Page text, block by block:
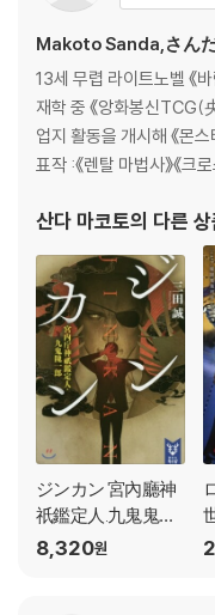
Makoto Sanda,さん
13세 무렵 라이트노벨 《
재학 중 《앙화봉신TCG(
업지 활동을 개시해 《몬
표작 :《렌탈 마법사》《크
산다 마코토의 다른 상
ジンカン 宮內廳神
祇鑑定人.九鬼鬼一
郞
8,320원